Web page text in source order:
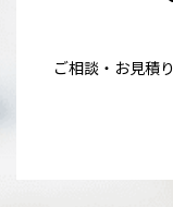
ご相談・お見積